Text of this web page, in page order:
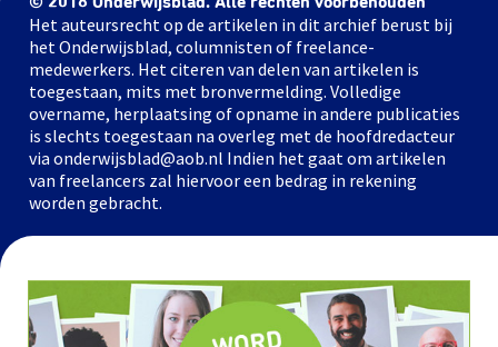
Het auteursrecht op de artikelen in dit archief berust bij
het Onderwijsblad, columnisten of freelance-
medewerkers. Het citeren van delen van artikelen is
toegestaan, mits met bronvermelding. Volledige
overname, herplaatsing of opname in andere publicaties
is slechts toegestaan na overleg met de hoofdredacteur
via onderwijsblad@aob.nl Indien het gaat om artikelen
van freelancers zal hiervoor een bedrag in rekening
worden gebracht.